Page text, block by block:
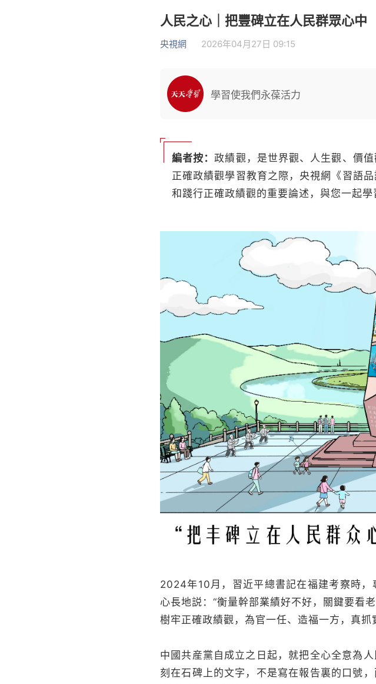
人民之心｜把豐碑立在人民群眾心中
央視網 2026年04月27日 09:15
學習使我們永葆活力
編者按：政績觀，是世界觀、人生觀、價
正確政績觀學習教育之際，央視網《習語
和踐行正確政績觀的重要論述，與您一起
2024年10月，習近平總書記在福建考察時
心長地説：“衡量幹部業績好不好，關鍵要看
樹牢正確政績觀，為官一任、造福一方，真
中國共産黨自成立之日起，就把全心全意為
刻在石碑上的文字，不是寫在報告裏的口號